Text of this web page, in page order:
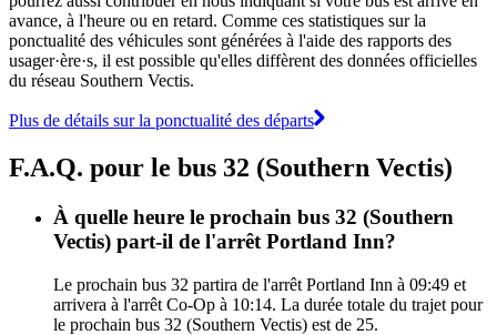
avance, à l'heure ou en retard. Comme ces statistiques sur la
ponctualité des véhicules sont générées à l'aide des rapports des
usager·ère·s, il est possible qu'elles diffèrent des données officielles
du réseau Southern Vectis.
Plus de détails sur la ponctualité des départs
F.A.Q. pour le bus 32 (Southern Vectis)
À quelle heure le prochain bus 32 (Southern
Vectis) part-il de l'arrêt Portland Inn?
Le prochain bus 32 partira de l'arrêt Portland Inn à 09:49 et
arrivera à l'arrêt Co-Op à 10:14. La durée totale du trajet pour
le prochain bus 32 (Southern Vectis) est de 25.